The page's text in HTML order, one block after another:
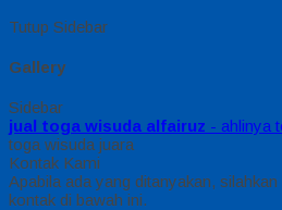
Tutup Sidebar
Gallery
Sidebar
jual toga wisuda alfairuz - ahlinya
toga wisuda juara
Kontak Kami
Apabila ada yang ditanyakan,
kontak di bawah ini.